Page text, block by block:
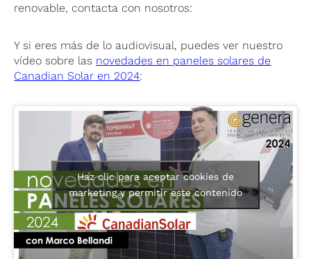
renovable, contacta con nosotros:
Y si eres más de lo audiovisual, puedes ver nuestro
vídeo sobre las novedades en paneles solares de
Canadian Solar en 2024:
Haz clic para aceptar cookies de
marketing y permitir este contenido